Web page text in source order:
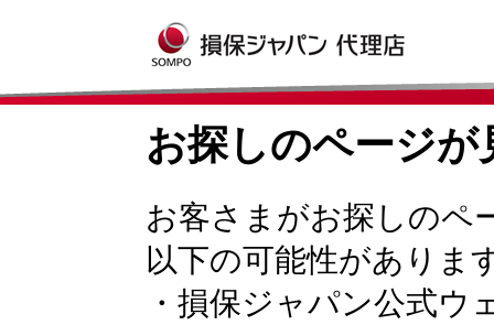
お探しのページ
お客さまがお探しのペ
以下の可能性がありま
・損保ジャパン公式ウ